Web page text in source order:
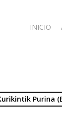
INICIO
Purina